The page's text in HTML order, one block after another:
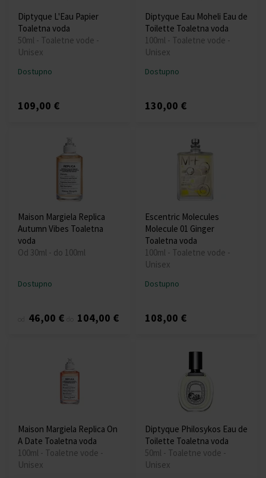
Diptyque L'Eau Papier
Toaletna voda
50ml - Toaletne vode -
Unisex
Dostupno
109,00 €
Diptyque Eau Moheli Eau de
Toilette Toaletna voda
100ml - Toaletne vode -
Unisex
Dostupno
130,00 €
Maison Margiela Replica
Autumn Vibes Toaletna
voda
Od 30ml - do 100ml
Dostupno
46,00 € 104,00 €
Escentric Molecules
Molecule 01 Ginger
Toaletna voda
100ml - Toaletne vode -
Unisex
Dostupno
108,00 €
Maison Margiela Replica On
A Date Toaletna voda
100ml - Toaletne vode -
Unisex
Diptyque Philosykos Eau de
Toilette Toaletna voda
50ml - Toaletne vode -
Unisex